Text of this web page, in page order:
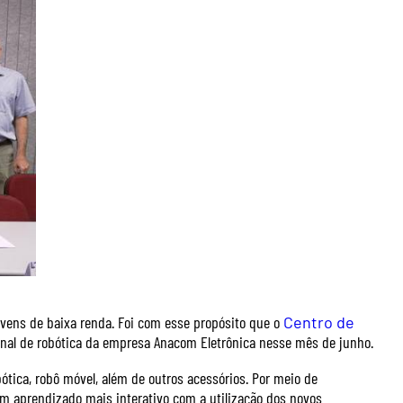
de baixa renda. Foi com esse propósito que o Centro de
de robótica da empresa Anacom Eletrônica nesse mês de junho.
robô móvel, além de outros acessórios. Por meio de
aprendizado mais interativo com a utilização dos novos